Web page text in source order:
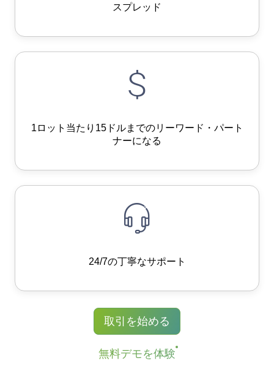
スプレッド
1ロット当たり15ドルまでのリーワード・パート
ナーになる
24/7の丁寧なサポート
取引を始める
無料デモを体験